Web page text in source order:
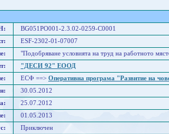
BG051PO001-2.3.02-0259-C0001
ESF-2302-01-07007
"Подобряване условията на труд на работното
"ДЕСИ 92" ЕООД
ЕСФ ==> Оперативна програма "Развитие на
30.05.2012
25.07.2012
01.05.2013
Приключен